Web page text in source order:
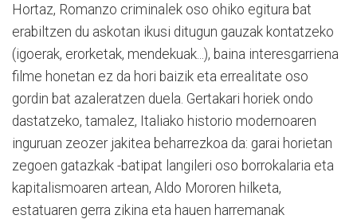
Hortaz, Romanzo criminalek oso ohiko egitura bat
erabiltzen du askotan ikusi ditugun gauzak kontatzeko
(igoerak, erorketak, mendekuak...), baina interesgarriena
filme honetan ez da hori baizik eta errealitate oso
gordin bat azaleratzen duela. Gertakari horiek ondo
dastatzeko, tamalez, Italiako historio modernoaren
inguruan zeozer jakitea beharrezkoa da: garai horietan
zegoen gatazkak -batipat langileri oso borrokalaria eta
kapitalismoaren artean, Aldo Mororen hilketa,
estatuaren gerra zikina eta hauen harremanak